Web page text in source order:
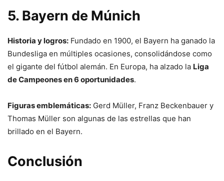
5. Bayern de Múnich
Historia y logros: Fundado en 1900, el Bayern ha ganado la
Bundesliga en múltiples ocasiones, consolidándose como
el gigante del fútbol alemán. En Europa, ha alzado la Liga
de Campeones en 6 oportunidades.
Figuras emblemáticas: Gerd Müller, Franz Beckenbauer y
Thomas Müller son algunas de las estrellas que han
brillado en el Bayern.
Conclusión